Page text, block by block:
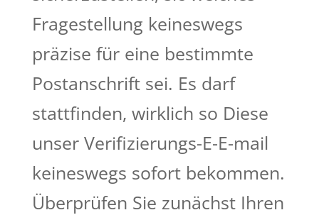
Fragestellung keineswegs
präzise für eine bestimmte
Postanschrift sei. Es darf
stattfinden, wirklich so Diese
unser Verifizierungs-E-E-mail
keineswegs sofort bekommen.
Überprüfen Sie zunächst Ihren